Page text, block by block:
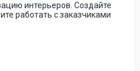
интерьеров. Создайте
работать с заказчиками